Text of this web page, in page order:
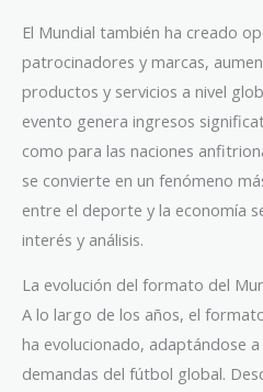
El Mundial también ha creado
patrocinadores y marcas,
productos y servicios a nivel
evento genera ingresos
como para las naciones
se convierte en un fenómeno
entre el deporte y la economía
interés y análisis.
La evolución del formato del
A lo largo de los años, el
ha evolucionado, adaptándose
demandas del fútbol global.